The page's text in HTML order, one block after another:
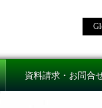
資料請求・お問合